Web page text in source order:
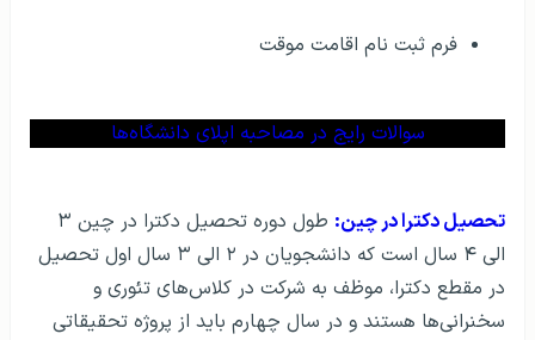
فرم ثبت نام اقامت موقت
سوالات رایج در مصاحبه اپلای دانشگاه‌ها
تحصیل دکترا در چین:
طول دوره تحصیل دکترا در چین ۳
الی ۴ سال است که دانشجویان در ۲ الی ۳ سال اول تحصیل
در مقطع دکترا، موظف به شرکت در کلاس‌های تئوری و
سخنرانی‌ها هستند و در سال چهارم باید از پروژه تحقیقاتی